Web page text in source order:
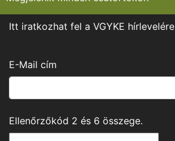
Itt iratkozhat fel a VGYKE hírlevelére
E-Mail cím
Ellenőrzőkód 2 és 6 összege.